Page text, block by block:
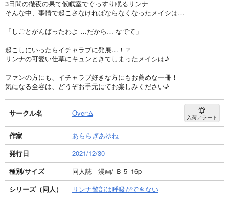
3日間の徹夜の果て仮眠室でぐっすり眠るリンナ
そんな中、事情で起こさなければならなくなったメイシは…
「しごとがんばったわよ …だから… なでて」
起こしにいったらイチャラブに発展…！？
リンナの可愛い仕草にキュンときてしまったメイシは♪
ファンの方にも、イチャラブ好きな方にもお薦めな一冊！
気になる全容は、どうぞお手元にてお楽しみください♪
サークル名 Over:Δ 入荷アラート
作家
あららぎあゆね
発行日
2021/12/30
種別/サイズ
同人誌 - 漫画/ Ｂ５ 16p
シリーズ（同人）
リンナ警部は呼吸ができない